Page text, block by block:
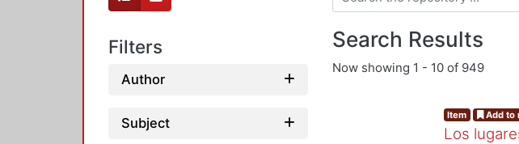
Filters
Author
Subject
Search Results
Now showing 1 - 10 of 949
Item Add to
Los